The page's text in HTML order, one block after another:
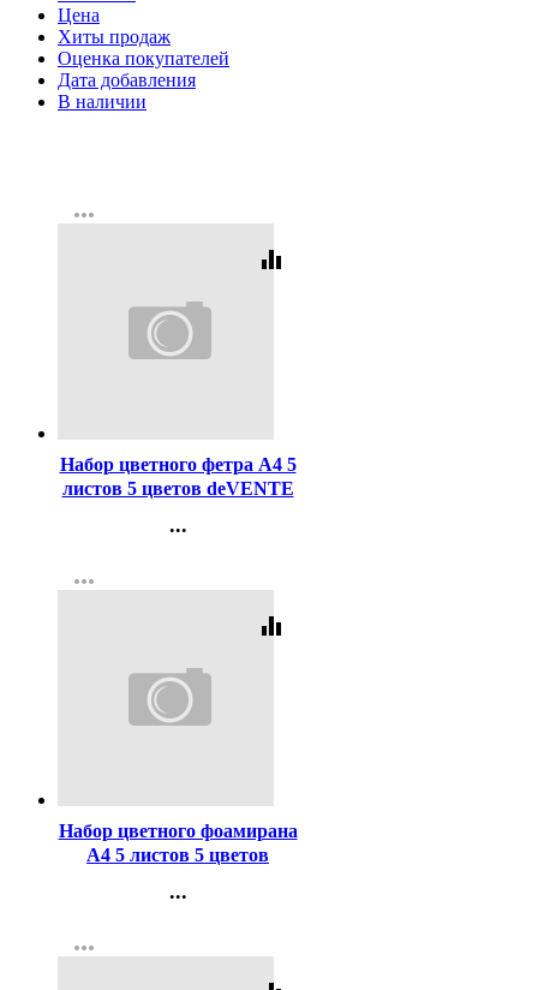
Цена
Хиты продаж
Оценка покупателей
Дата добавления
В наличии
more_horiz
equalizer
Набор цветного фетра А4 5
листов 5 цветов deVENTE
самоклеющийся
...
Регистрация
more_horiz
equalizer
Набор цветного фоамирана
А4 5 листов 5 цветов
блестками арт.8040779
...
Регистрация
more_horiz